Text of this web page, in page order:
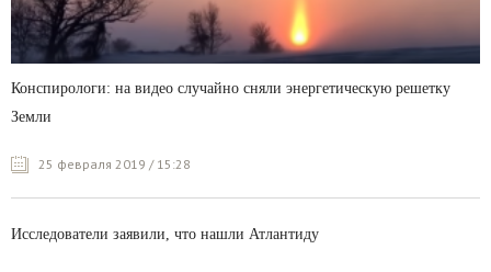
Конспирологи: на видео случайно сняли энергетическую решетку
Земли
25 февраля 2019 / 15:28
Исследователи заявили, что нашли Атлантиду